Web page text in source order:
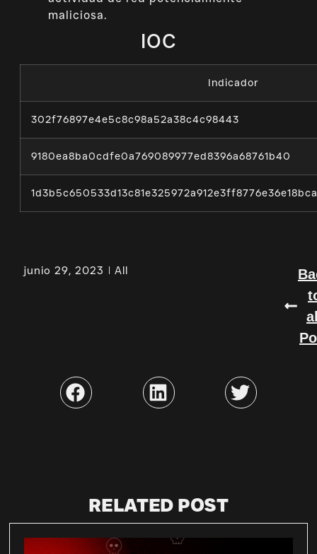
maliciosa.
IOC
Indicador
302f76897e4e5c8c98a52a38c4c98443
9180ea8ba0cdfe0a769089977ed8396a68761b40
junio 29, 2023 All
RELATED POST